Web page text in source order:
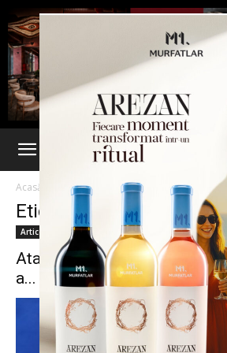
Acasă Etichete Porsche Cayenne
Etichetă: Porsche
Articole
Atac în stil mafiot, la Vaslui:
a...